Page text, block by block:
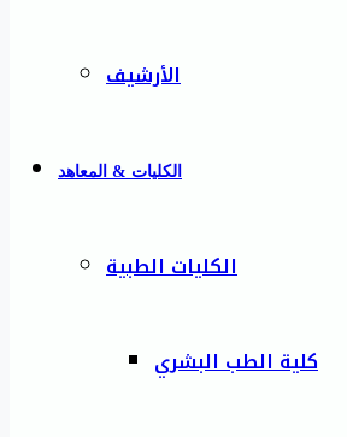
الأرشيف
الكليات & المعاهد
الكليات الطبية
كلية الطب البشري